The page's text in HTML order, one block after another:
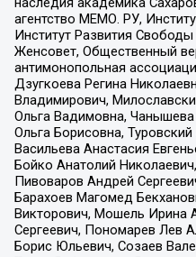
агентство МЕМО. РУ,
Институт Развития
Женсовет, Общественный
антимонопольная
Дзугкоева Регина
Владимирович,
Ольга Вадимовна,
Ольга Борисовна,
Васильева Анастасия
Бойко Анатолий
Пивоваров Андрей
Барахоев Магомед
Викторович, Мошель Ирина
Сергеевич, Пономарев Лев
Борис Юльевич, Созаев